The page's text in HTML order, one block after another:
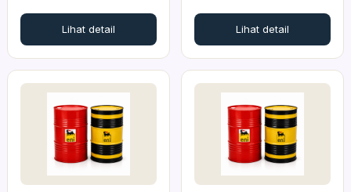
Lihat detail Lihat detail